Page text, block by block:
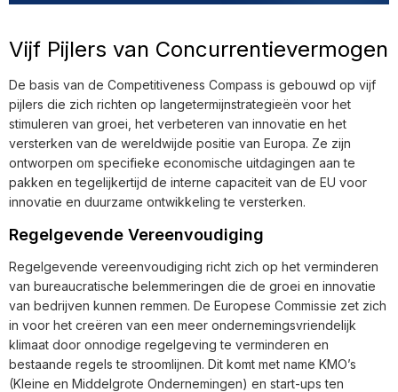
Vijf Pijlers van Concurrentievermogen
De basis van de Competitiveness Compass is gebouwd op vijf
pijlers die zich richten op langetermijnstrategieën voor het
stimuleren van groei, het verbeteren van innovatie en het
versterken van de wereldwijde positie van Europa. Ze zijn
ontworpen om specifieke economische uitdagingen aan te
pakken en tegelijkertijd de interne capaciteit van de EU voor
innovatie en duurzame ontwikkeling te versterken.
Regelgevende Vereenvoudiging
Regelgevende vereenvoudiging richt zich op het verminderen
van bureaucratische belemmeringen die de groei en innovatie
van bedrijven kunnen remmen. De Europese Commissie zet zich
in voor het creëren van een meer ondernemingsvriendelijk
klimaat door onnodige regelgeving te verminderen en
bestaande regels te stroomlijnen. Dit komt met name KMO’s
(Kleine en Middelgrote Ondernemingen) en start-ups ten